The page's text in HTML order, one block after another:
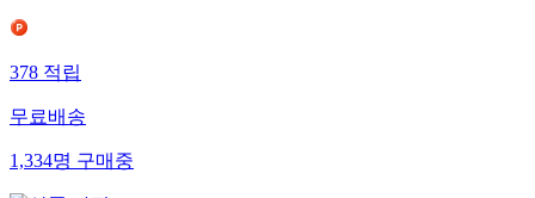
378 적립
무료배송
1,334명 구매중